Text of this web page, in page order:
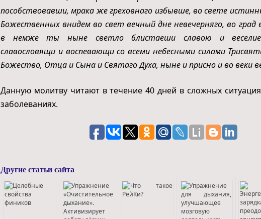
пособствовавши, мрака же греховнаго избывше, во свете
Божественных внидем во свет вечный дне невечерняго, во град
в немже ты ныне светло блистаеши славою и
славословящи и воспевающи со всеми небесными силами
Божество, Отца и Сына и Святаго Духа, ныне и присно и во веки
Данную молитву читают в течение 40 дней в сложных
заболеваниях.
Другие статьи сайта